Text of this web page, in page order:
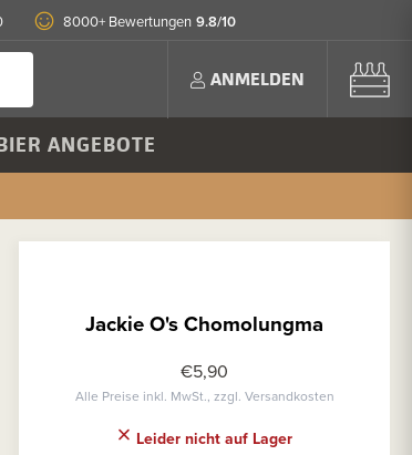
8000+ Bewertungen 9.8/10
ANMELDEN
ANGEBOTE
Jackie O's Chomolungma
€5,90
Alle Preise inkl. MwSt., zzgl. Versandkosten
Leider nicht auf Lager